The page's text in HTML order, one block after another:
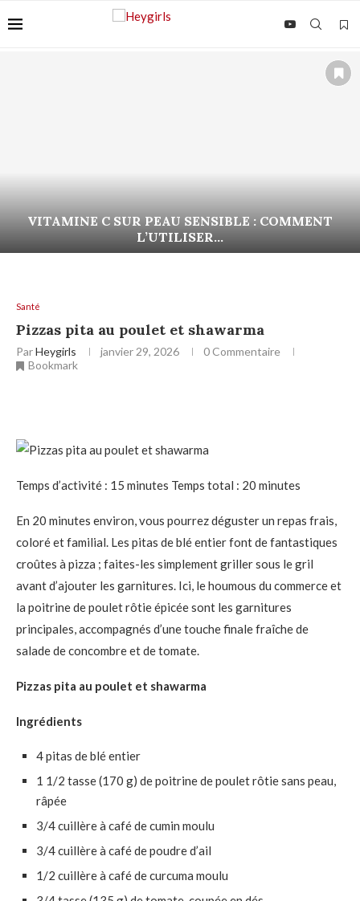
VITAMINE C SUR PEAU SENSIBLE : COMMENT
L’UTILISER...
Santé
Pizzas pita au poulet et shawarma
ParHeygirls janvier 29, 2026
0 Commentaire
Bookmark
Temps d’activité : 15 minutes Temps total : 20 minutes
En 20 minutes environ, vous pourrez déguster un repas frais,
coloré et familial. Les pitas de blé entier font de fantastiques
croûtes à pizza ; faites-les simplement griller sous le gril
avant d’ajouter les garnitures. Ici, le houmous du commerce et
la poitrine de poulet rôtie épicée sont les garnitures
principales, accompagnés d’une touche finale fraîche de
salade de concombre et de tomate.
Pizzas pita au poulet et shawarma
Ingrédients
4 pitas de blé entier
1 1/2 tasse (170 g) de poitrine de poulet rôtie sans peau,
râpée
3/4 cuillère à café de cumin moulu
3/4 cuillère à café de poudre d’ail
1/2 cuillère à café de curcuma moulu